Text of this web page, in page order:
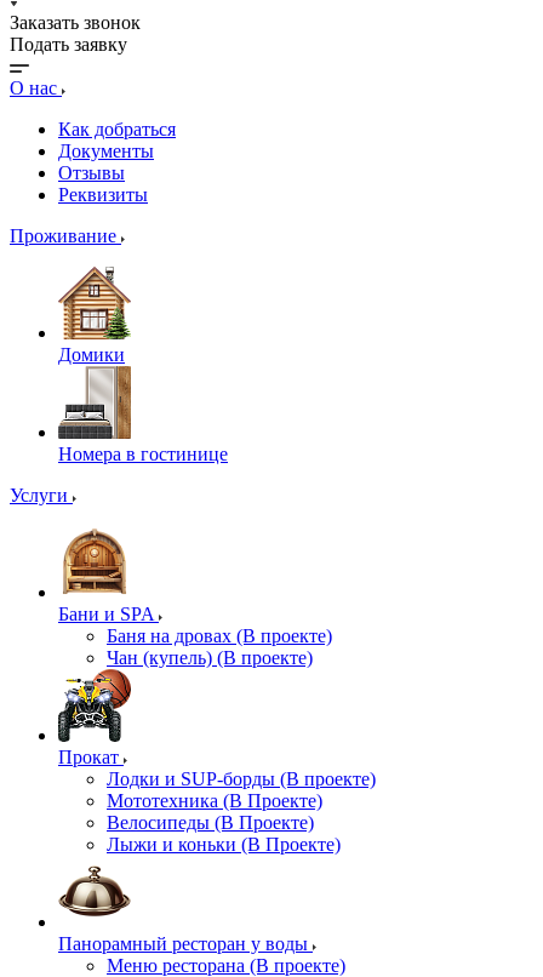
Заказать звонок
Подать заявку
О нас
Как добраться
Документы
Отзывы
Реквизиты
Проживание
Домики
Номера в гостинице
Услуги
Бани и SPA
Баня на дровах (В проекте)
Чан (купель) (В проекте)
Прокат
Лодки и SUP-борды (В проекте)
Мототехника (В Проекте)
Велосипеды (В Проекте)
Лыжи и коньки (В Проекте)
Панорамный ресторан у воды
Меню ресторана (В проекте)